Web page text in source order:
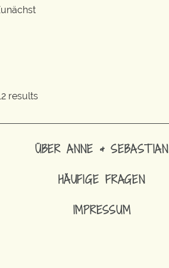
results
ÜBER ANNE & SEBASTIAN
HÄUFIGE FRAGEN
IMPRESSUM